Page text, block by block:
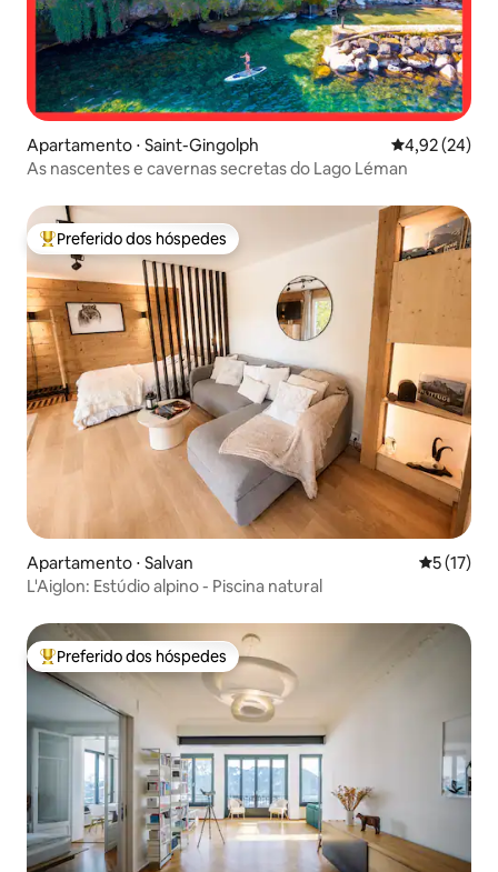
Apartamento ⋅ Saint-Gingolph 4,92 de uma
4,92 (24)
As nascentes e cavernas secretas do Lago Léman
Entre os melhores preferidos dos hóspedes
Preferido dos hóspedes
Apartamento ⋅ Salvan 5 de uma
5 (17)
L'Aiglon: Estúdio alpino - Piscina natural
Entre os melhores preferidos dos hóspedes
Preferido dos hóspedes